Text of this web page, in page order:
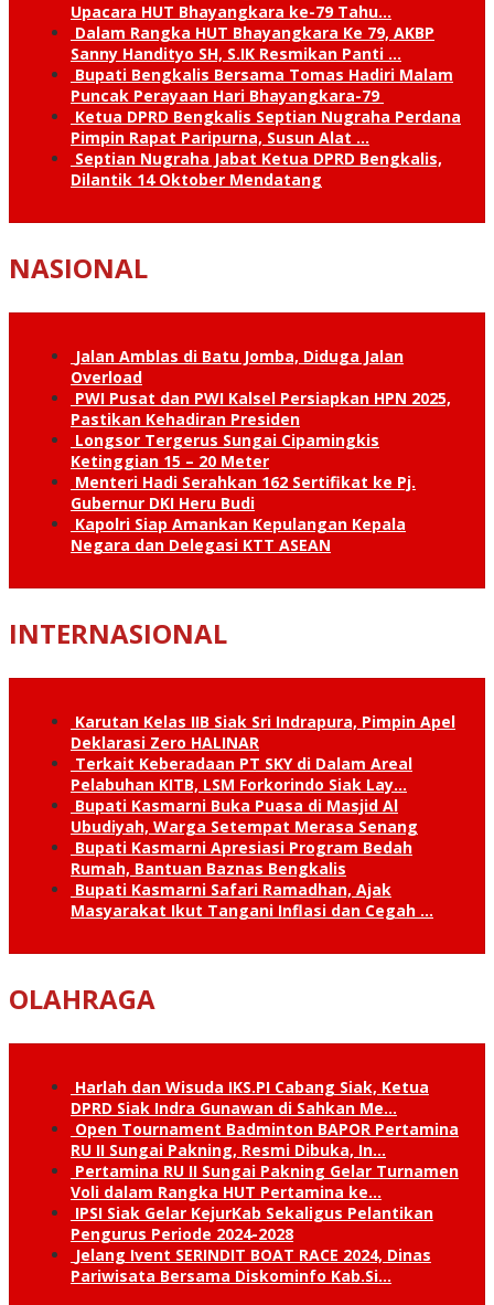
Upacara HUT Bhayangkara ke-79 Tahu…
Dalam Rangka HUT Bhayangkara Ke 79, AKBP
Sanny Handityo SH, S.IK Resmikan Panti …
Bupati Bengkalis Bersama Tomas Hadiri Malam
Puncak Perayaan Hari Bhayangkara-79
Ketua DPRD Bengkalis Septian Nugraha Perdana
Pimpin Rapat Paripurna, Susun Alat …
Septian Nugraha Jabat Ketua DPRD Bengkalis,
Dilantik 14 Oktober Mendatang
NASIONAL
Jalan Amblas di Batu Jomba, Diduga Jalan
Overload
PWI Pusat dan PWI Kalsel Persiapkan HPN 2025,
Pastikan Kehadiran Presiden
Longsor Tergerus Sungai Cipamingkis
Ketinggian 15 – 20 Meter
Menteri Hadi Serahkan 162 Sertifikat ke Pj.
Gubernur DKI Heru Budi
Kapolri Siap Amankan Kepulangan Kepala
Negara dan Delegasi KTT ASEAN
INTERNASIONAL
Karutan Kelas IIB Siak Sri Indrapura, Pimpin Apel
Deklarasi Zero HALINAR
Terkait Keberadaan PT SKY di Dalam Areal
Pelabuhan KITB, LSM Forkorindo Siak Lay…
Bupati Kasmarni Buka Puasa di Masjid Al
Ubudiyah, Warga Setempat Merasa Senang
Bupati Kasmarni Apresiasi Program Bedah
Rumah, Bantuan Baznas Bengkalis
Bupati Kasmarni Safari Ramadhan, Ajak
Masyarakat Ikut Tangani Inflasi dan Cegah …
OLAHRAGA
Harlah dan Wisuda IKS.PI Cabang Siak, Ketua
DPRD Siak Indra Gunawan di Sahkan Me…
Open Tournament Badminton BAPOR Pertamina
RU II Sungai Pakning, Resmi Dibuka, In…
Pertamina RU II Sungai Pakning Gelar Turnamen
Voli dalam Rangka HUT Pertamina ke…
IPSI Siak Gelar KejurKab Sekaligus Pelantikan
Pengurus Periode 2024-2028
Jelang Ivent SERINDIT BOAT RACE 2024, Dinas
Pariwisata Bersama Diskominfo Kab.Si…